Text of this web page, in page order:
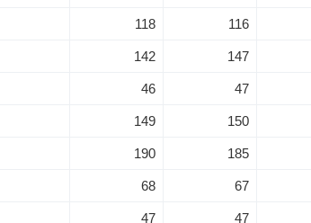
118 116
142 147
46 47
149 150
190 185
68 67
47 47